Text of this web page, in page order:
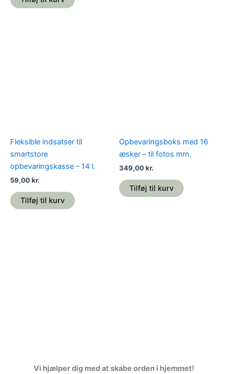
Fleksible indsatser til
smartstore
opbevaringskasse – 14 l.
59,00kr.
Tilføj til kurv
Opbevaringsboks med 16
æsker – til fotos mm.
349,00kr.
Tilføj til kurv
Vi hjælper dig med at skabe orden i hjemmet!